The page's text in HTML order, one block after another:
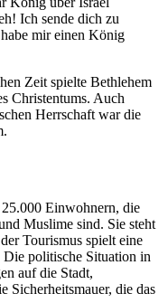
Ich sende dich zu
mir einen König
Zeit spielte Bethlehem
Christentums. Auch
Herrschaft war die
Einwohnern, die
Muslime sind. Sie steht
Tourismus spielt eine
politische Situation in
auf die Stadt,
Sicherheitsmauer, die das